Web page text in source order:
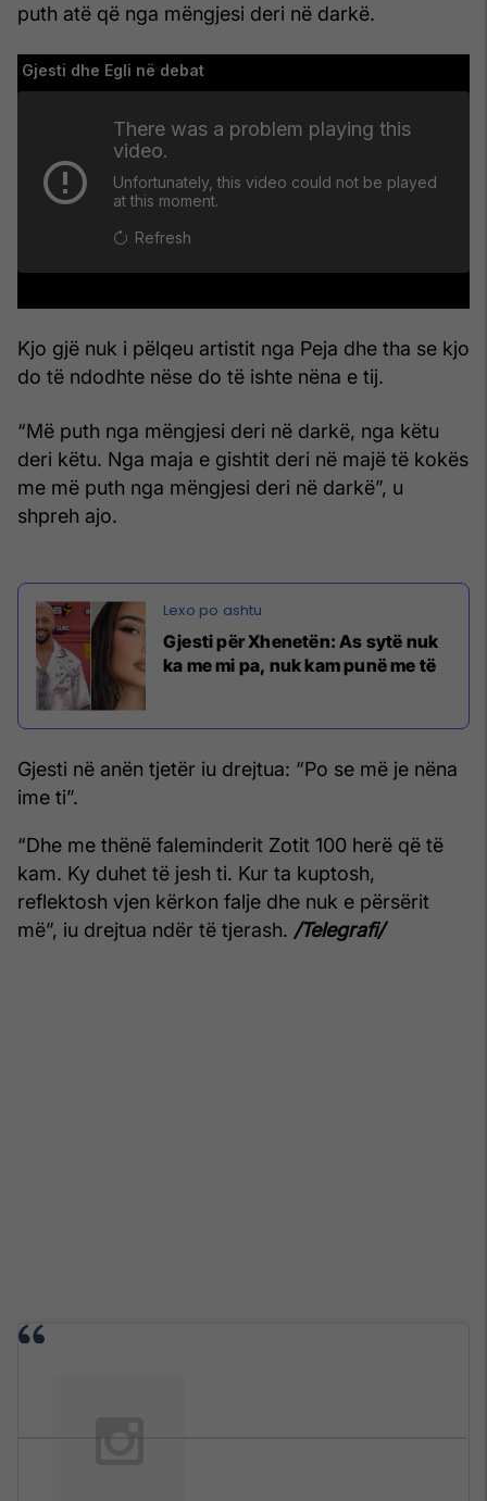
puth atë që nga mëngjesi deri në darkë.
Kjo gjë nuk i pëlqeu artistit nga Peja dhe tha se kjo
do të ndodhte nëse do të ishte nëna e tij.
“Më puth nga mëngjesi deri në darkë, nga këtu
deri këtu. Nga maja e gishtit deri në majë të kokës
me më puth nga mëngjesi deri në darkë”, u
shpreh ajo.
Gjesti për Xhenetën: As sytë nuk
ka me mi pa, nuk kam punë me të
Gjesti në anën tjetër iu drejtua: “Po se më je nëna
ime ti”.
“Dhe me thënë faleminderit Zotit 100 herë që të
kam. Ky duhet të jesh ti. Kur ta kuptosh,
reflektosh vjen kërkon falje dhe nuk e përsërit
më”, iu drejtua ndër të tjerash. /Telegrafi/